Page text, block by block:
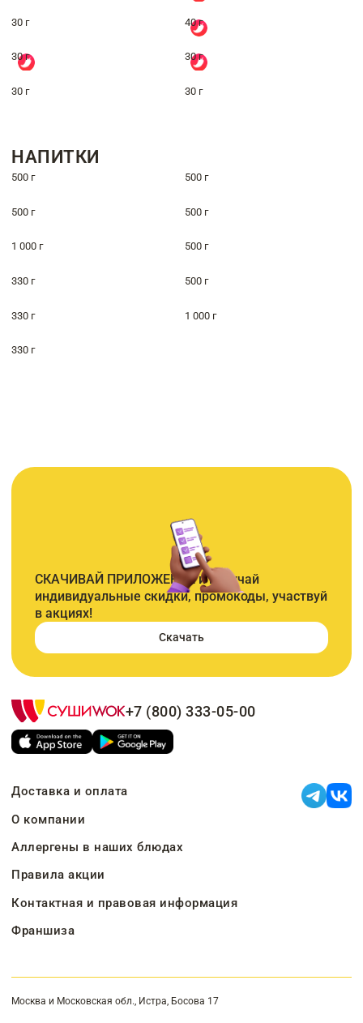
30 г 40 г
30 г 30 г
30 г 30 г
НАПИТКИ
500 г 500 г
500 г 500 г
1 000 г 500 г
330 г 500 г
330 г 1 000 г
330 г
СКАЧИВАЙ ПРИЛОЖЕНИЕ и получай
индивидуальные скидки, промокоды, участвуй
в акциях!
Скачать
+7 (800) 333-05-00
Доставка и оплата
О компании
Аллергены в наших блюдах
Правила акции
Контактная и правовая информация
Франшиза
Москва и Московская обл., Истра, Босова 17